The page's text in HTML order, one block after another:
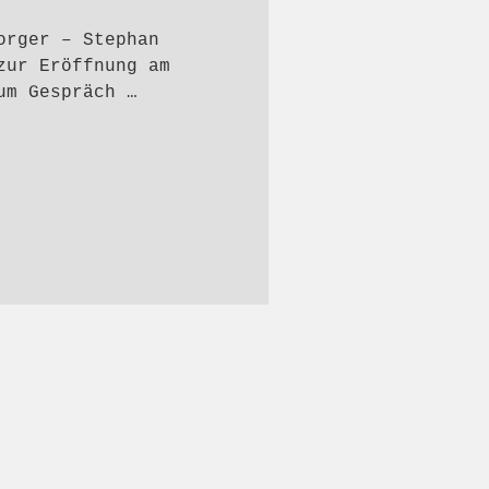
– Stephan
Eröffnung am
Gespräch …